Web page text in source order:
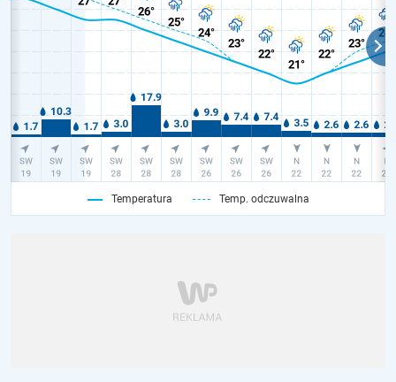
Temperatura Temp. odczuwalna